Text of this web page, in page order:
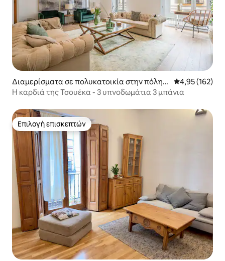
Διαμερίσματα σε πολυκατοικία στην πόλη
Μαδρίτη
Μέση
4,95 (162)
Η καρδιά της Τσουέκα - 3 υπνοδωμάτια 3 μπάνια
Επιλογή επισκεπτών
Επιλογή επισκεπτών